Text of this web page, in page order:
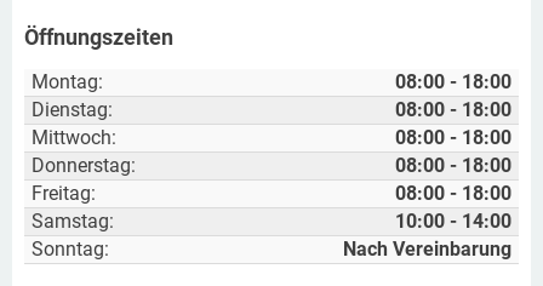
Öffnungszeiten
Montag:
08:00 - 18:00
Dienstag:
08:00 - 18:00
Mittwoch:
08:00 - 18:00
Donnerstag:
08:00 - 18:00
Freitag:
08:00 - 18:00
Samstag:
10:00 - 14:00
Sonntag:
Nach Vereinbarung